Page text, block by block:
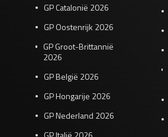
GP Catalonië 2026
GP Oostenrijk 2026
GP Groot-Brittannië
2026
GP België 2026
GP Hongarije 2026
GP Nederland 2026